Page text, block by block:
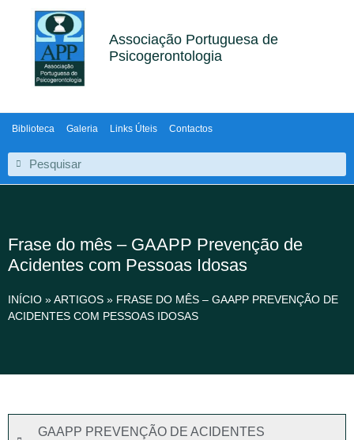
Associação Portuguesa de
Psicogerontologia
Biblioteca Galeria Links Úteis Contactos
Frase do mês – GAAPP Prevenção de
Acidentes com Pessoas Idosas
INÍCIO »ARTIGOS » FRASE DO MÊS – GAAPP PREVENÇÃO DE
ACIDENTES COM PESSOAS IDOSAS
GAAPP PREVENÇÃO DE ACIDENTES